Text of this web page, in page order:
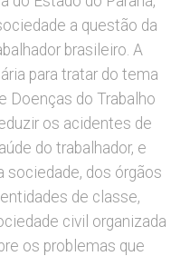
a questão da
brasileiro. A
para tratar do tema
Doenças do Trabalho
os acidentes de
do trabalhador, e
sociedade, dos órgãos
de classe,
civil organizada
os problemas que